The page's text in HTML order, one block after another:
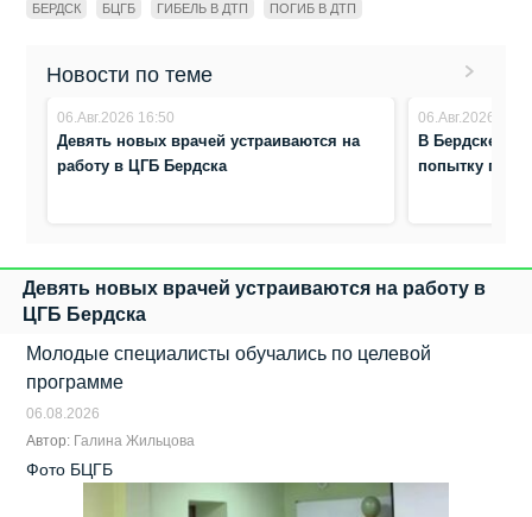
БЕРДСК БЦГБ ГИБЕЛЬ В ДТП ПОГИБ В ДТП
Новости по теме
06.Авг.2026 16:50
Девять новых врачей устраиваются на
работу в ЦГБ Бердска
06.Авг.2026 7:50
В Бердске
попытку
Девять новых врачей устраиваются на работу в
ЦГБ Бердска
Молодые специалисты обучались по целевой
программе
06.08.2026
Автор: Галина Жильцова
Фото БЦГБ